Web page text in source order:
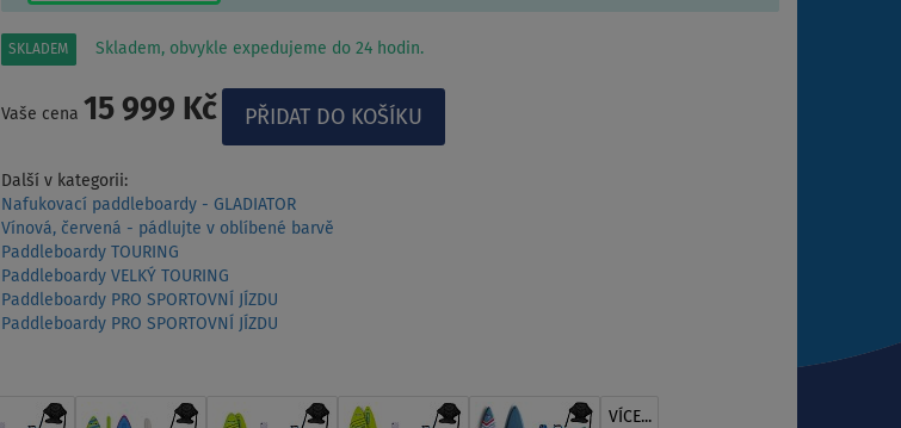
SKLADEM Skladem, obvykle expedujeme do 24 hodin.
Vaše cena 15 999 Kč
Další v kategorii:
Nafukovací paddleboardy - GLADIATOR
Vínová, červená - pádlujte v oblíbené barvě
Paddleboardy TOURING
Paddleboardy VELKÝ TOURING
Paddleboardy PRO SPORTOVNÍ JÍZDU
Paddleboardy PRO SPORTOVNÍ JÍZDU
VÍCE...